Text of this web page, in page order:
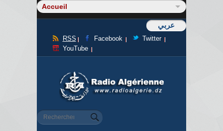
عربي
RSS Facebook
Twitter
YouTube
Formulaire de recherche
Rechercher